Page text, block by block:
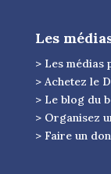
Les
> Les médias
> Achetez le
> Le blog du
> Organisez
> Faire un don